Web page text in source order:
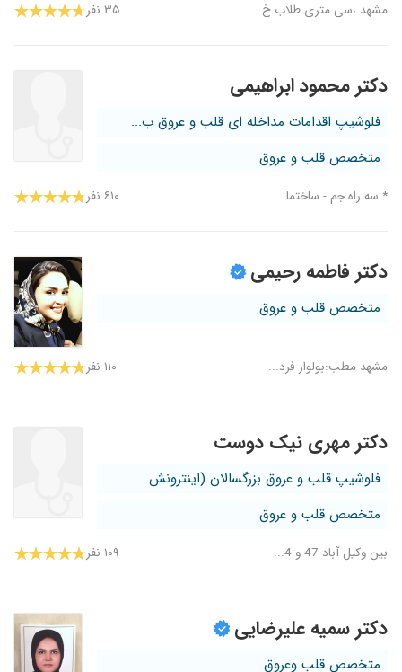
مشهد ،سی متری طلاب خ... ۳۵ نفر
دکتر محمود ابراهیمی
فلوشیپ اقدامات مداخله ای قلب و عروق ب...
متخصص قلب و عروق
* سه راه جم - ساختما... ۶۱۰ نفر
دکتر فاطمه رحیمی
متخصص قلب و عروق
مشهد مطب:بولوار فرد... ۱۱۰ نفر
دکتر مهری نیک دوست
فلوشیپ قلب و عروق بزرگسالان (اینترونش...
متخصص قلب و عروق
بین وکیل آباد 47 و 4... ۱۰۹ نفر
دکتر سمیه علیرضایی
متخصص قلب وعروق